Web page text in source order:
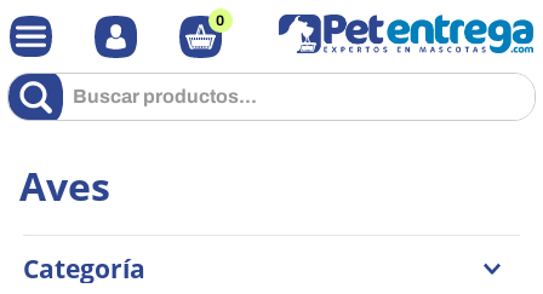
0
Buscar productos...
Categoría
Aves